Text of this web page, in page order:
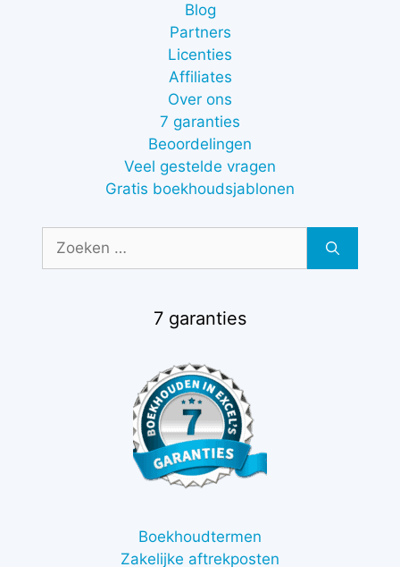
Blog
Partners
Licenties
Affiliates
Over ons
7 garanties
Beoordelingen
Veel gestelde vragen
Gratis boekhoudsjablonen
Zoek
7 garanties
Boekhoudtermen
Zakelijke aftrekposten